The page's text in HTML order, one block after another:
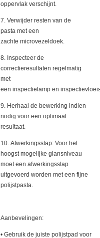
oppervlak verschijnt.
7. Verwijder resten van de
pasta met een
zachte microvezeldoek.
8. Inspecteer de
correctieresultaten regelmatig
met
een inspectielamp en
9. Herhaal de bewerking indien
nodig voor een optimaal
resultaat.
10. Afwerkingsstap: Voor het
hoogst mogelijke glansniveau
moet een afwerkingsstap
uitgevoerd worden met een fijne
polijstpasta.
Aanbevelingen:
• Gebruik de juiste polijstpad voor